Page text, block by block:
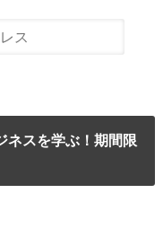
ネスを学ぶ！期間限